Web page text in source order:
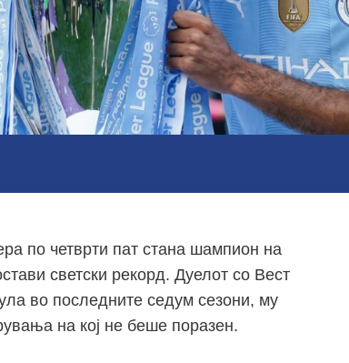
по четврти пат стана шампион на
светски рекорд. Дуелот со Вест
во последните седум сезони, му
на кој не беше поразен.